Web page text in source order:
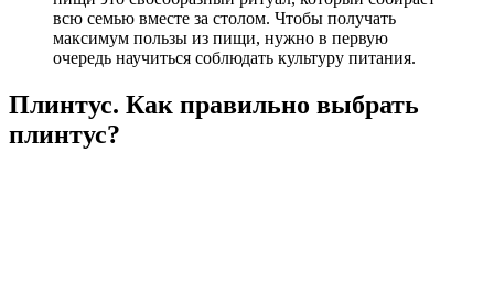
всю семью вместе за столом. Чтобы получать
максимум пользы из пищи, нужно в первую
очередь научиться соблюдать культуру питания.
Плинтус. Как правильно выбрать
плинтус?